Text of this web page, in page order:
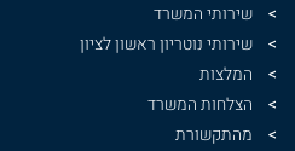
שירותי המשרד
שירותי נוטריון ראשון לציון
המלצות
הצלחות המשרד
מהתקשורת